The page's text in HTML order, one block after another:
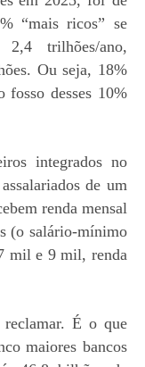
“mais ricos” se
2,4 trilhões/ano,
. Ou seja, 18%
fosso desses 10%
integrados no
de um
renda mensal
(o salário-mínimo
mil e 9 mil, renda
É o que
maiores bancos